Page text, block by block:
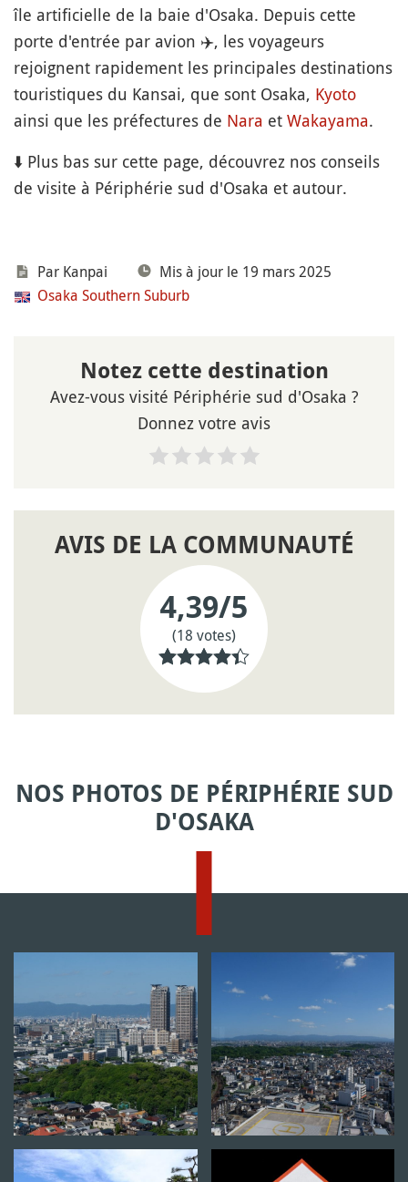
île artificielle de la baie d'Osaka. Depuis cette
porte d'entrée par avion ✈️, les voyageurs
rejoignent rapidement les principales destinations
touristiques du Kansai, que sont Osaka, Kyoto
ainsi que les préfectures de Nara et Wakayama.
⬇️ Plus bas sur cette page, découvrez nos conseils
de visite à Périphérie sud d'Osaka et autour.
Par Kanpai
Mis à jour le 19 mars 2025
Osaka Southern Suburb
Notez cette destination
Avez-vous visité Périphérie sud d'Osaka ?
Donnez votre avis
AVIS DE LA COMMUNAUTÉ
4,39/5
(18 votes)
NOS PHOTOS DE PÉRIPHÉRIE SUD
D'OSAKA